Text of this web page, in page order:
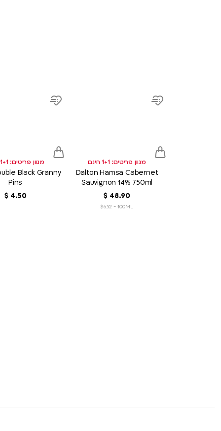
Add
מגוון פריטים: 1+1 חינם
Black Granny
Pins
4.50
$
Add
מגוון פריטים: 1+1 חינם
Dalton Hamsa Cabernet
Sauvignon 14% 750ml
48.90
$
$6.52 - 100ML